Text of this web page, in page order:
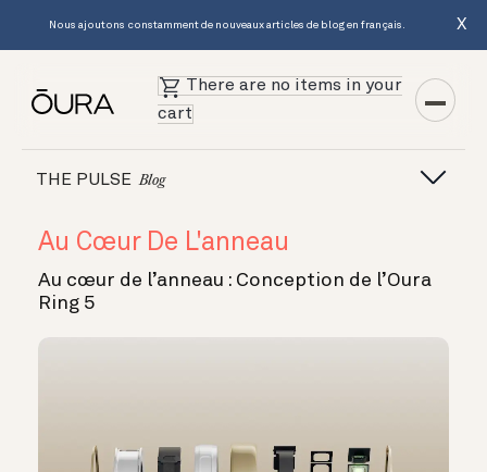
Nous ajoutons constamment de nouveaux articles de blog en français. X
There are no items in your
cart
THE PULSE Blog
Au Cœur De L'anneau
Au cœur de l’anneau : Conception de l’Oura
Ring 5